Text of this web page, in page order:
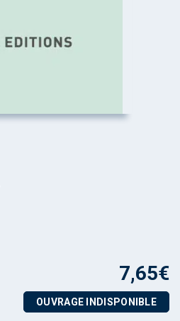
7,65€
OUVRAGE INDISPONIBLE